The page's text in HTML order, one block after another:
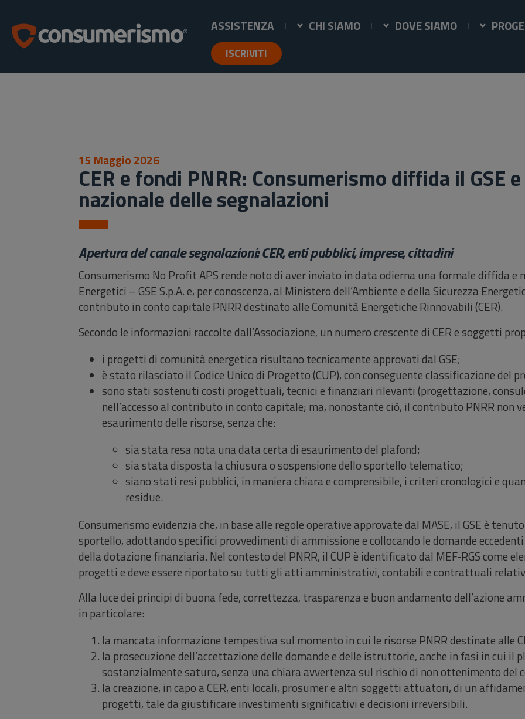
ASSISTENZA CHI SIAMO DOVE SIAMO
ISCRIVITI
15 Maggio 2026
CER e fondi PNRR: Consumerismo diffida il GSE
nazionale delle segnalazioni
Apertura del canale segnalazioni: CER, enti pubblici, imprese, cittadini
Consumerismo No Profit APS rende noto di aver inviato in data odierna una formale diffida e
Energetici – GSE S.p.A. e, per conoscenza, al Ministero dell’Ambiente e della Sicurezza
contributo in conto capitale PNRR destinato alle Comunità Energetiche Rinnovabili (CER).
Secondo le informazioni raccolte dall’Associazione, un numero crescente di CER e soggetti
i progetti di comunità energetica risultano tecnicamente approvati dal GSE;
è stato rilasciato il Codice Unico di Progetto (CUP), con conseguente classificazione del
sono stati sostenuti costi progettuali, tecnici e finanziari rilevanti (progettazione,
nell’accesso al contributo in conto capitale; ma, nonostante ciò, il contributo PNRR non
esaurimento delle risorse, senza che:
sia stata resa nota una data certa di esaurimento del plafond;
sia stata disposta la chiusura o sospensione dello sportello telematico;
siano stati resi pubblici, in maniera chiara e comprensibile, i criteri cronologici e
residue.
Consumerismo evidenzia che, in base alle regole operative approvate dal MASE, il GSE è
sportello, adottando specifici provvedimenti di ammissione e collocando le domande
della dotazione finanziaria. Nel contesto del PNRR, il CUP è identificato dal MEF‑RGS come
progetti e deve essere riportato su tutti gli atti amministrativi, contabili e contrattuali
Alla luce dei principi di buona fede, correttezza, trasparenza e buon andamento dell’azione
in particolare:
la mancata informazione tempestiva sul momento in cui le risorse PNRR destinate alle
la prosecuzione dell’accettazione delle domande e delle istruttorie, anche in fasi in cui il
sostanzialmente saturo, senza una chiara avvertenza sul rischio di non ottenimento del
la creazione, in capo a CER, enti locali, prosumer e altri soggetti attuatori, di un
progetti, tale da giustificare investimenti significativi e decisioni irreversibili.